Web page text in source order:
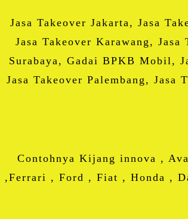
Jasa Takeover Jakarta, Jasa
Jasa Takeover Karawang,
Surabaya, Gadai BPKB Mobil,
Jasa Takeover Palembang, Jasa
Contohnya Kijang innova ,
,Ferrari , Ford , Fiat , Honda ,